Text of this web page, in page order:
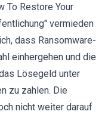
To Restore Your
vermieden
dass Ransomware-
einhergehen und die
Lösegeld unter
zu zahlen. Die
nicht weiter darauf